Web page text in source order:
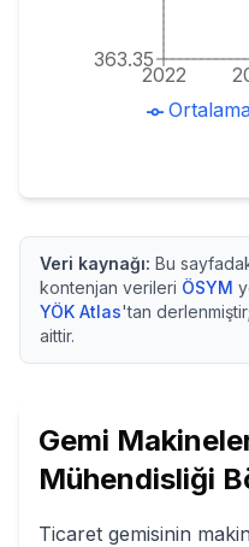
2022
363.35
Veri kaynağı: Bu
kontenjan verileri ÖSYM
YÖK Atlas'tan derlenmiştir;
aittir.
Gemi
Mühendisliği
Ticaret gemisinin